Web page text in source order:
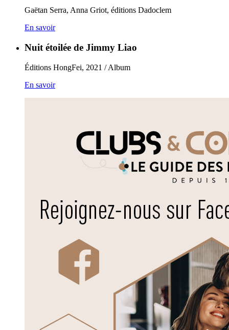
Gaëtan Serra, Anna Griot, éditions Dadoclem
En savoir
Nuit étoilée de Jimmy Liao
Éditions HongFei, 2021 / Album
En savoir